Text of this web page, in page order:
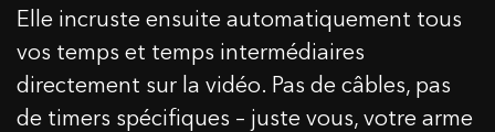
Elle incruste ensuite automatiquement tous
vos temps et temps intermédiaires
directement sur la vidéo. Pas de câbles, pas
de timers spécifiques – juste vous, votre arme